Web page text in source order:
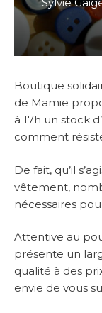
Sylvie
Boutique
de Mamie
à 17h un stock
comment
De fait, qu’il
vêtement,
nécessaires
Attentive au
présente un
qualité à des
envie de vous